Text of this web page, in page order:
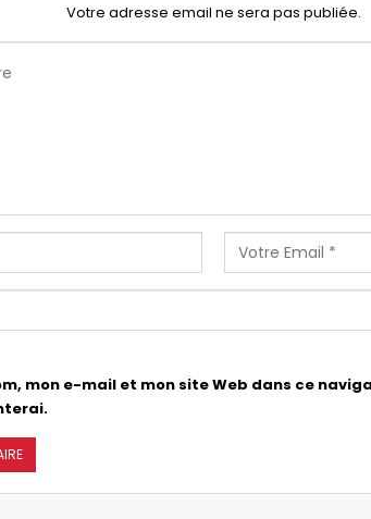
Votre adresse email ne sera pas publiée.
mon e-mail et mon site Web dans ce